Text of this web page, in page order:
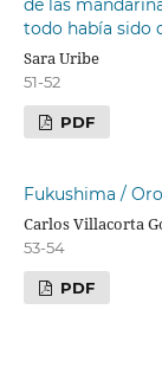
todo había sido
Sara Uribe
51-52
PDF
Fukushima /
Carlos Villacorta
53-54
PDF